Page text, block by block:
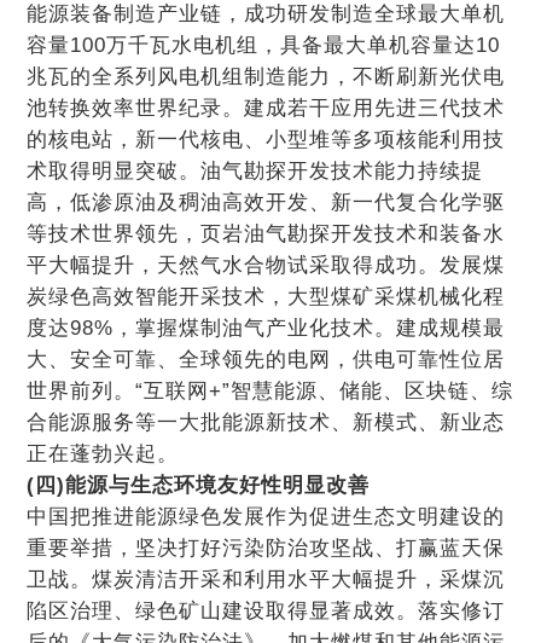
能源装备制造产业链，成功研发制造全球最大单机
容量100万千瓦水电机组，具备最大单机容量达10
兆瓦的全系列风电机组制造能力，不断刷新光伏电
池转换效率世界纪录。建成若干应用先进三代技术
的核电站，新一代核电、小型堆等多项核能利用技
术取得明显突破。油气勘探开发技术能力持续提
高，低渗原油及稠油高效开发、新一代复合化学驱
等技术世界领先，页岩油气勘探开发技术和装备水
平大幅提升，天然气水合物试采取得成功。发展煤
炭绿色高效智能开采技术，大型煤矿采煤机械化程
度达98%，掌握煤制油气产业化技术。建成规模最
大、安全可靠、全球领先的电网，供电可靠性位居
世界前列。“互联网+”智慧能源、储能、区块链、综
合能源服务等一大批能源新技术、新模式、新业态
正在蓬勃兴起。
(四)能源与生态环境友好性明显改善
中国把推进能源绿色发展作为促进生态文明建设的
重要举措，坚决打好污染防治攻坚战、打赢蓝天保
卫战。煤炭清洁开采和利用水平大幅提升，采煤沉
陷区治理、绿色矿山建设取得显著成效。落实修订